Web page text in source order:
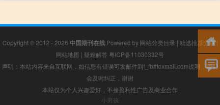
Copyright © 2012 - 2026 中国期刊在线Powered by 网站分类目录 | 精选推荐文章|
网站地图 | 疑难解答 粤ICP备11030332号
声明：本站内容来自互联网，如信息有错误可发邮件到f_fb#foxmail.com说明，我们
会及时纠正，谢谢
本站仅为个人兴趣爱好，不接盈利性广告及商业合作
小男孩